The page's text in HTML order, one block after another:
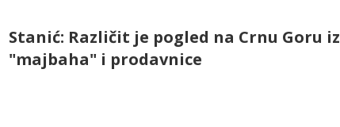
Stanić: Različit je pogled na Crnu Goru iz
"majbaha" i prodavnice